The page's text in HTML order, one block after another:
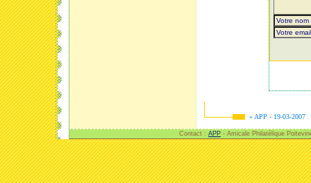
» APP - 19-03-2007
Contact : APP - Amicale Philatélique